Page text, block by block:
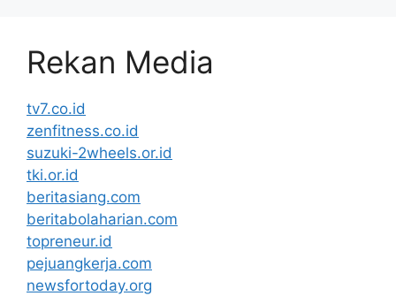
Rekan Media
tv7.co.id
zenfitness.co.id
suzuki-2wheels.or.id
tki.or.id
beritasiang.com
beritabolaharian.com
topreneur.id
pejuangkerja.com
newsfortoday.org